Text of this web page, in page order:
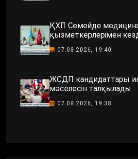
ҚХП Семейде
қызметкерлерімен
07.08.2026, 19:40
ЖСДП кандидаттары
мәселесін талқылады
07.08.2026, 19:38